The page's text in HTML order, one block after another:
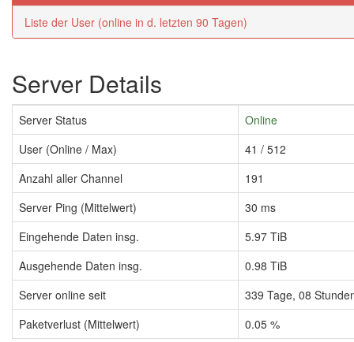
Liste der User (online in d. letzten 90 Tagen)
Server Details
Server Status
Online
User (Online / Max)
41 / 512
Anzahl aller Channel
191
Server Ping (Mittelwert)
30 ms
Eingehende Daten insg.
5.97 TiB
Ausgehende Daten insg.
0.98 TiB
Server online seit
339 Tage, 08
Paketverlust (Mittelwert)
0.05 %